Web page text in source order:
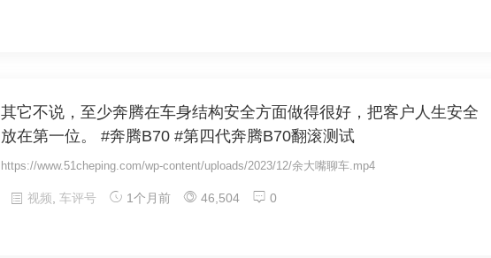
其它不说，至少奔腾在车身结构安全方面做得很好，把客户人生安全
放在第一位。 #奔腾B70 #第四代奔腾B70翻滚测试
https://www.51cheping.com/wp-content/uploads/2023/12/余大嘴聊车.mp4
视频 车评号 1个月前 46,504 0